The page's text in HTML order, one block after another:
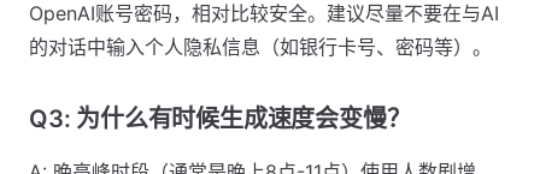
OpenAI账号密码，相对比较安全。建议尽量不要在与AI
的对话中输入个人隐私信息（如银行卡号、密码等）。
Q3: 为什么有时候生成速度会变慢？